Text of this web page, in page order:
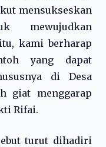
mensukseskan
mewujudkan
kami berharap
yang dapat
di Desa
giat menggarap
Rifai.
turut dihadiri